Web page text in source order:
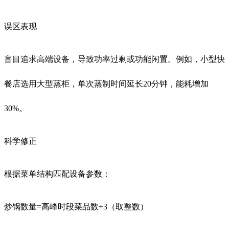
误区表现
盲目追求高端设备，导致功率过剩或功能闲置。例如，小型快
餐店选用大型蒸柜，单次蒸制时间延长20分钟，能耗增加
30%。
科学修正
根据菜单结构匹配设备参数：
炒锅数量=高峰时段菜品数÷3（取整数）